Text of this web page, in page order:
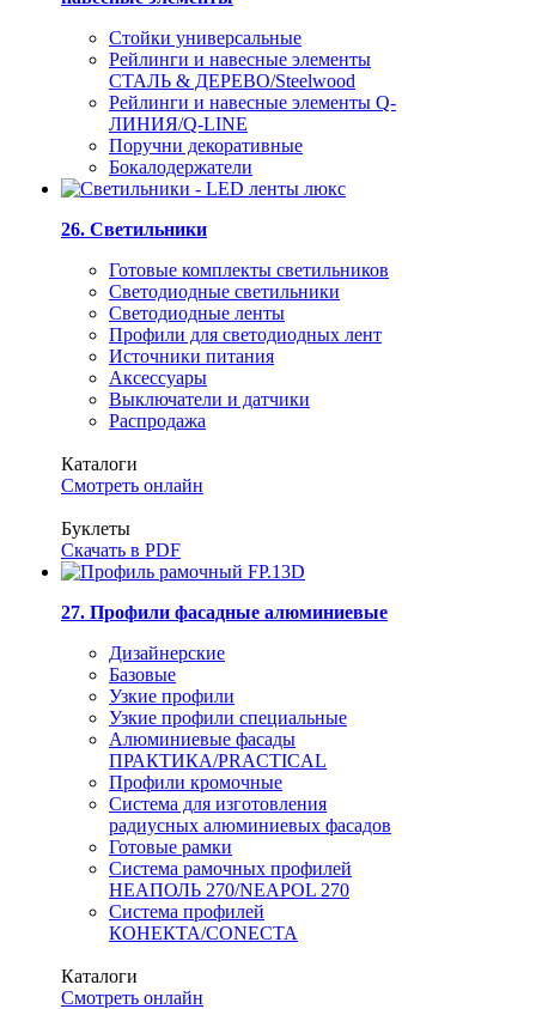
Стойки универсальные
Рейлинги и навесные элементы
СТАЛЬ & ДЕРЕВО/Steelwood
Рейлинги и навесные элементы Q-
ЛИНИЯ/Q-LINE
Поручни декоративные
Бокалодержатели
26. Светильники
Готовые комплекты светильников
Светодиодные светильники
Светодиодные ленты
Профили для светодиодных лент
Источники питания
Аксессуары
Выключатели и датчики
Распродажа
Каталоги
Смотреть онлайн
Буклеты
Скачать в PDF
27. Профили фасадные алюминиевые
Дизайнерские
Базовые
Узкие профили
Узкие профили специальные
Алюминиевые фасады
ПРАКТИКА/PRACTICAL
Профили кромочные
Система для изготовления
радиусных алюминиевых фасадов
Готовые рамки
Система рамочных профилей
НЕАПОЛЬ 270/NEAPOL 270
Система профилей
КОНЕКТА/CONECTA
Каталоги
Смотреть онлайн